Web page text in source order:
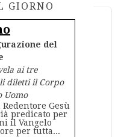
GIORNO
del
ai tre
diletti il Corpo
Uomo
Gesù
predicato per
il Vangelo
per tutta...